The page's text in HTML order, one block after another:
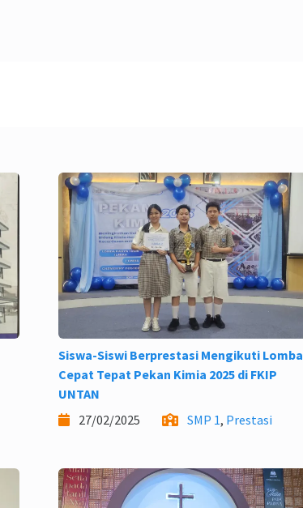
Siswa-Siswi Berprestasi Mengikuti Lomba
Cepat Tepat Pekan Kimia 2025 di FKIP
UNTAN
27/02/2025
SMP 1, Prestasi